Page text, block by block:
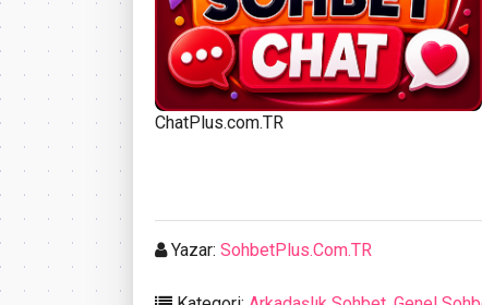
ChatPlus.com.TR
Yazar: SohbetPlus.Com.TR